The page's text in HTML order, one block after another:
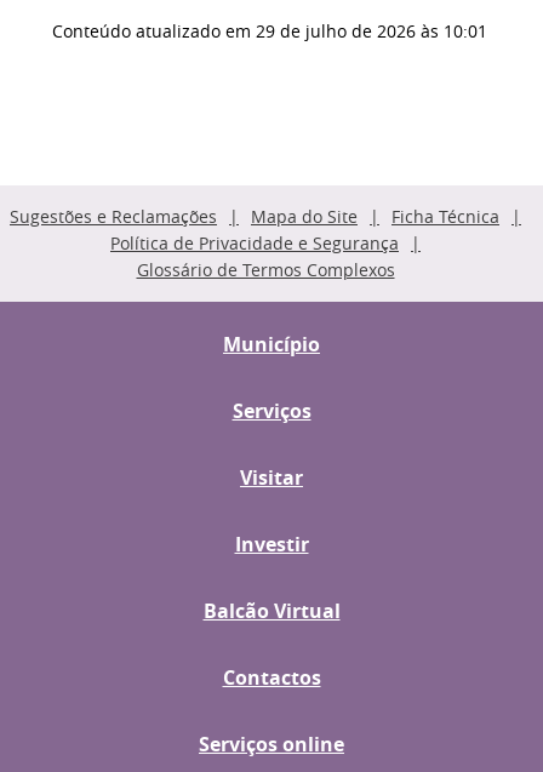
Conteúdo atualizado em 29 de julho de 2026 às 10:01
Sugestões e Reclamações Mapa do Site
Ficha Técnica
Política de Privacidade e Segurança
Glossário de Termos Complexos
Município
Serviços
Visitar
Investir
Balcão Virtual
Contactos
Serviços online